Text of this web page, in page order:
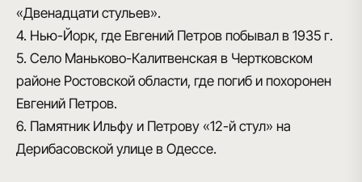
«Двенадцати стульев».
4. Нью-Йорк, где Евгений Петров побывал в 1935 г.
5. Село Маньково-Калитвенская в Чертковском
районе Ростовской области, где погиб и похоронен
Евгений Петров.
6. Памятник Ильфу и Петрову «12-й стул» на
Дерибасовской улице в Одессе.